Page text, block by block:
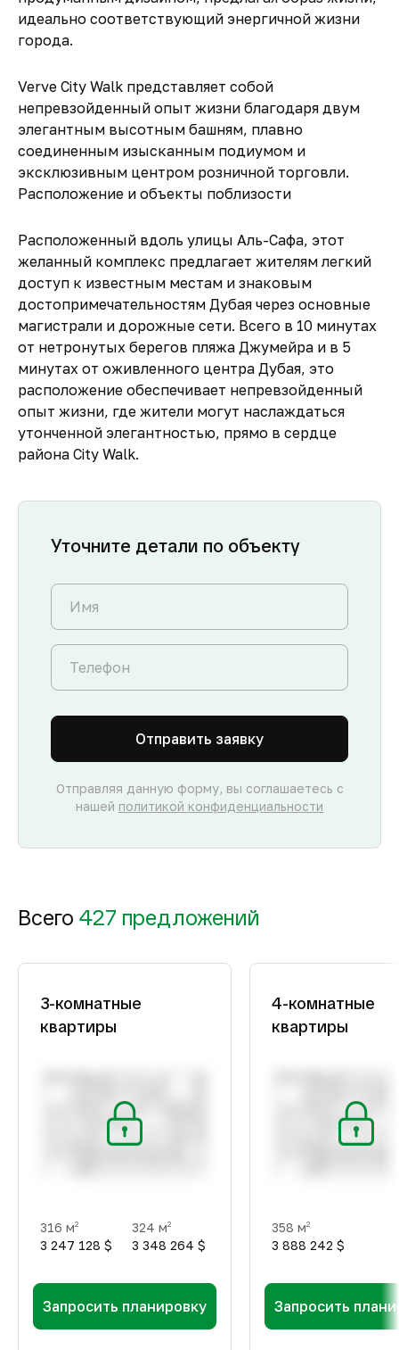
идеально соответствующий энергичной жизни
города.
Verve City Walk представляет собой
непревзойденный опыт жизни благодаря двум
элегантным высотным башням, плавно
соединенным изысканным подиумом и
эксклюзивным центром розничной торговли.
Расположение и объекты поблизости
Расположенный вдоль улицы Аль-Сафа, этот
желанный комплекс предлагает жителям легкий
доступ к известным местам и знаковым
достопримечательностям Дубая через основные
магистрали и дорожные сети. Всего в 10 минутах
от нетронутых берегов пляжа Джумейра и в 5
минутах от оживленного центра Дубая, это
расположение обеспечивает непревзойденный
опыт жизни, где жители могут наслаждаться
утонченной элегантностью, прямо в сердце
района City Walk.
Уточните детали по объекту
Отправить заявку
Отправляя данную форму, вы соглашаетесь с
нашей политикой конфиденциальности
Всего 427 предложений
3-комнатные
квартиры
316 м2
3 247 128 $
324 м2
3 348 264 $
Запросить планировку
4-комнатные
квартиры
358 м2
3 888 242 $
Запросить